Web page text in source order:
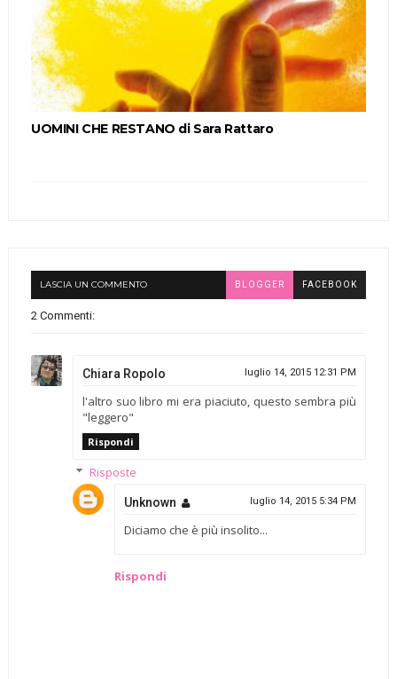
UOMINI CHE RESTANO di Sara Rattaro
LASCIA UN COMMENTO BLOGGER FACEBOOK
2 Commenti:
Chiara Ropolo luglio 14, 2015 12:31 PM
l'altro suo libro mi era piaciuto, questo sembra più
"leggero"
Rispondi
Risposte
Unknown luglio 14, 2015 5:34 PM
Diciamo che è più insolito...
Rispondi